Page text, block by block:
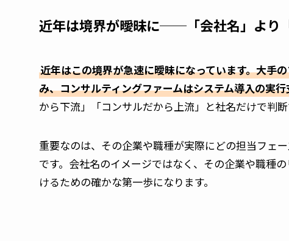
近年は境界が曖昧に──「会社名」より
近年はこの境界が急速に曖昧になっています。大手
み、コンサルティングファームはシステム導入の実
から下流」「コンサルだから上流」と社名だけで判断
重要なのは、その企業や職種が実際にどの担当フェ
です。会社名のイメージではなく、その企業や職種
けるための確かな第一歩になります。